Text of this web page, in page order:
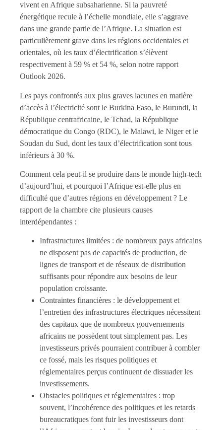
vivent en Afrique subsaharienne. Si la pauvreté
énergétique recule à l’échelle mondiale, elle s’aggrave
dans une grande partie de l’Afrique. La situation est
particulièrement grave dans les régions occidentales et
orientales, où les taux d’électrification s’élèvent
respectivement à 59 % et 54 %, selon notre rapport
Outlook 2026.
Les pays confrontés aux plus graves lacunes en matière
d’accès à l’électricité sont le Burkina Faso, le Burundi, la
République centrafricaine, le Tchad, la République
démocratique du Congo (RDC), le Malawi, le Niger et le
Soudan du Sud, dont les taux d’électrification sont tous
inférieurs à 30 %.
Comment cela peut-il se produire dans le monde high-tech
d’aujourd’hui, et pourquoi l’Afrique est-elle plus en
difficulté que d’autres régions en développement ? Le
rapport de la chambre cite plusieurs causes
interdépendantes :
Infrastructures limitées : de nombreux pays africains
ne disposent pas de capacités de production, de
lignes de transport et de réseaux de distribution
suffisants pour répondre aux besoins de leur
population croissante.
Contraintes financières : le développement et
l’entretien des infrastructures électriques nécessitent
des capitaux que de nombreux gouvernements
africains ne possèdent tout simplement pas. Les
investisseurs privés pourraient contribuer à combler
ce fossé, mais les risques politiques et
réglementaires perçus continuent de dissuader les
investissements.
Obstacles politiques et réglementaires : trop
souvent, l’incohérence des politiques et les retards
bureaucratiques font fuir les investisseurs dont